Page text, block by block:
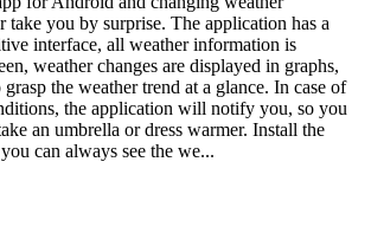
you by surprise. The application has a
interface, all weather information is
weather changes are displayed in graphs,
the weather trend at a glance. In case of
the application will notify you, so you
an umbrella or dress warmer. Install the
can always see the we...